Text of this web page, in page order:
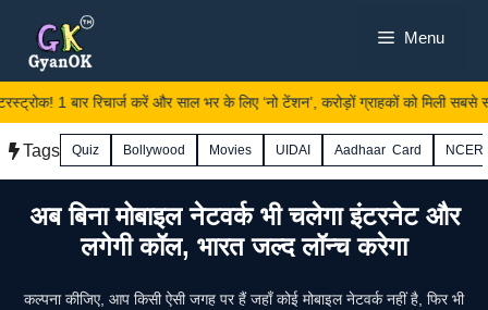
content
Menu
1 बार रिचार्ज करें और साल भर के लिए ‘नो टेंशन’, करोड़ों ग्राहकों को मिली सबसे
Tags Quiz Bollywood Movies UIDAI Aadhaar Card
अब बिना मोबाइल नेटवर्क भी चलेगा इंटरनेट और
लगेगी कॉल, भारत जल्द लॉन्च करेगा
कल्पना कीजिए, आप किसी ऐसी जगह पर हैं जहाँ कोई मोबाइल नेटवर्क नहीं है, फिर भी